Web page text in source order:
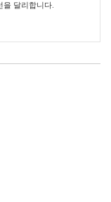
달리합니다.